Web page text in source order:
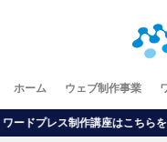
ホーム ウェブ制作事業
こちらをクリック▶